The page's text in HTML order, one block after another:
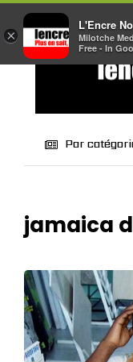
Par
jamaica
×
L'Encre
Milotche
Free - In